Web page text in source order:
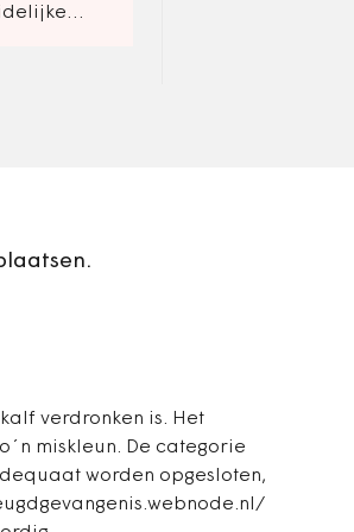
verdronken is. Het
miskleun. De categorie
worden opgesloten,